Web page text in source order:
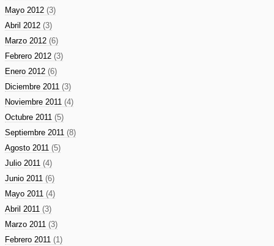
Mayo 2012 (3)
Abril 2012 (3)
Marzo 2012 (6)
Febrero 2012 (3)
Enero 2012 (6)
Diciembre 2011 (3)
Noviembre 2011 (4)
Octubre 2011 (5)
Septiembre 2011 (8)
Agosto 2011 (5)
Julio 2011 (4)
Junio 2011 (6)
Mayo 2011 (4)
Abril 2011 (3)
Marzo 2011 (3)
Febrero 2011 (1)